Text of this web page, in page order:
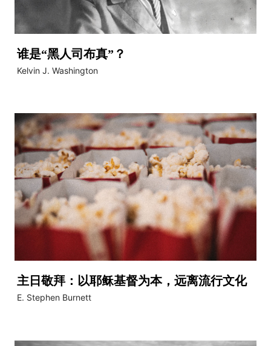
谁是“黑人司布真”？
Kelvin J. Washington
主日敬拜：以耶稣基督为本，远离流行文化
E. Stephen Burnett